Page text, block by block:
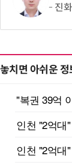
진
놓치면 아쉬운 정